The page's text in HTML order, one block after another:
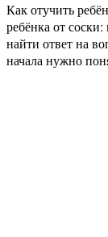
Как отучить
ребёнка от
найти ответ на
начала нужно